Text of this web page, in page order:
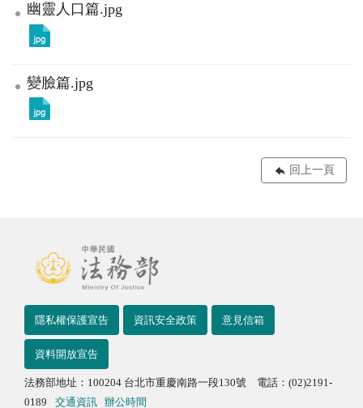
幽靈人口篇.jpg
變臉篇.jpg
回上一頁
隱私權保護宣告 資訊安全政策 意見信箱
資料開放宣告
法務部地址：100204 台北市重慶南路一段130號 電話：(02)2191-
0189
交通資訊 辦公時間